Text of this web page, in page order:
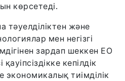
көрсетеді.
тәуелділіктен және
мен негізгі
зардап шеккен ЕО
кепілдік
тиімділік